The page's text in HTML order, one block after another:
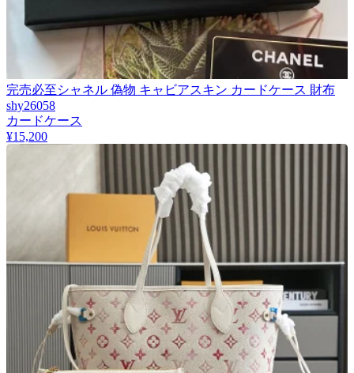
完売必至シャネル 偽物 キャビアスキン カードケース 財布
shy26058
カードケース
¥15,200